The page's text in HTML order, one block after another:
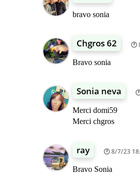
bravo sonia
Chgros 62
Bravo sonia
Sonia neva
Merci domi59
Merci chgros
ray 8/7/23
Bravo Sonia